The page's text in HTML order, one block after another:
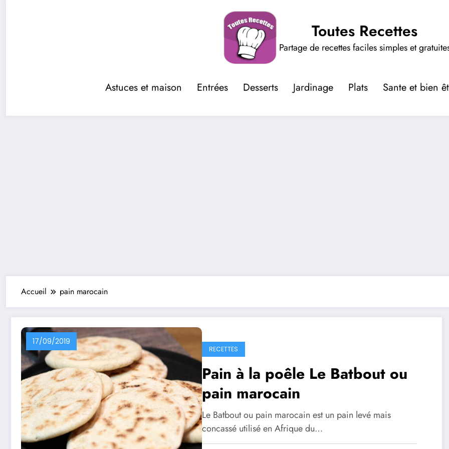
Toutes Recettes
Partage de recettes faciles simples et
Astuces et maison Entrées Desserts Jardinage Plats Sante et bien
Accueil pain marocain
17/09/2019
RECETTES
Pain à la poêle Le Batbout ou
pain marocain
Le Batbout ou pain marocain est un pain levé mais
concassé utilisé en Afrique du…